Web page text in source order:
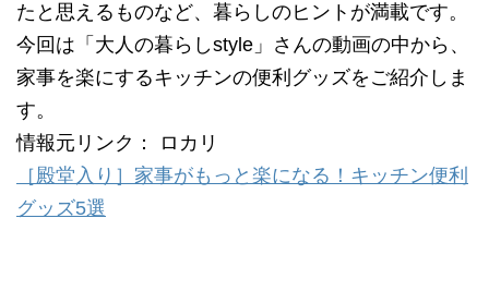
たと思えるものなど、暮らしのヒントが満載です。
今回は「大人の暮らしstyle」さんの動画の中から、
家事を楽にするキッチンの便利グッズをご紹介しま
す。
情報元リンク： ロカリ
［殿堂入り］家事がもっと楽になる！キッチン便利
グッズ5選